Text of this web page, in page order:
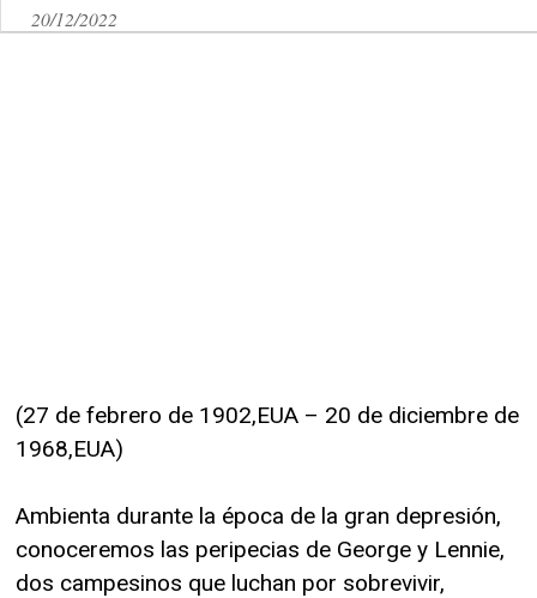
20/12/2022
(27 de febrero de 1902,EUA – 20 de diciembre de
1968,EUA)
Ambienta durante la época de la gran depresión,
conoceremos las peripecias de George y Lennie,
dos campesinos que luchan por sobrevivir,